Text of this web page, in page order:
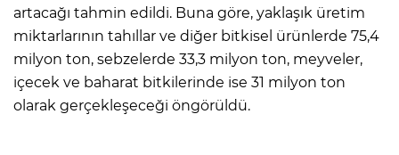
artacağı tahmin edildi. Buna göre, yaklaşık üretim
miktarlarının tahıllar ve diğer bitkisel ürünlerde 75,4
milyon ton, sebzelerde 33,3 milyon ton, meyveler,
içecek ve baharat bitkilerinde ise 31 milyon ton
olarak gerçekleşeceği öngörüldü.